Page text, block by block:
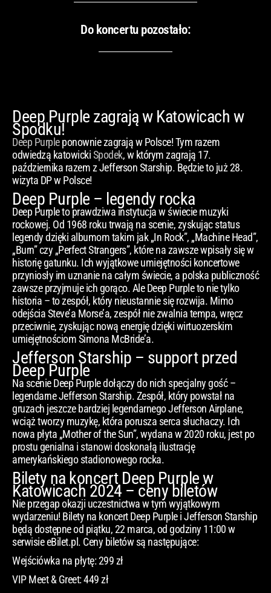
Do koncertu pozostało:
Deep Purple zagrają w Katowicach w
Spodku!
Deep Purpleponownie zagrają w Polsce! Tym razem
odwiedzą katowickiSpodek, w którym zagrają 17.
października razem z Jefferson Starship. Będzie to już 28.
wizyta DP w Polsce!
Deep Purple – legendy rocka
Deep Purple to prawdziwa instytucja w świecie muzyki
rockowej. Od 1968 roku trwają na scenie, zyskując status
legendy dzięki albumom takim jak „In Rock”, „Machine Head”,
„Burn” czy „Perfect Strangers”, które na zawsze wpisały się w
historię gatunku. Ich wyjątkowe umiejętności koncertowe
przyniosły im uznanie na całym świecie, a polska publiczność
zawsze przyjmuje ich gorąco. Ale Deep Purple to nie tylko
historia – to zespół, który nieustannie się rozwija. Mimo
odejścia Steve’a Morse’a, zespół nie zwalnia tempa, wręcz
przeciwnie, zyskując nową energię dzięki wirtuozerskim
umiejętnościom Simona McBride’a.
Jefferson Starship – support przed
Deep Purple
Na scenie Deep Purple dołączy do nich specjalny gość –
legendarne Jefferson Starship. Zespół, który powstał na
gruzach jeszcze bardziej legendarnego Jefferson Airplane,
wciąż tworzy muzykę, która porusza serca słuchaczy. Ich
nowa płyta „Mother of the Sun”, wydana w 2020 roku, jest po
prostu genialna i stanowi doskonałą ilustrację
amerykańskiego stadionowego rocka.
Bilety na koncert Deep Purple w
Katowicach 2024 – ceny biletów
Nie przegap okazji uczestnictwa w tym wyjątkowym
wydarzeniu! Bilety na koncert Deep Purple i Jefferson Starship
będą dostępne od piątku, 22 marca, od godziny 11:00 w
serwisie eBilet.pl. Ceny biletów są następujące:
Wejściówka na płytę: 299 zł
VIP Meet & Greet: 449 zł